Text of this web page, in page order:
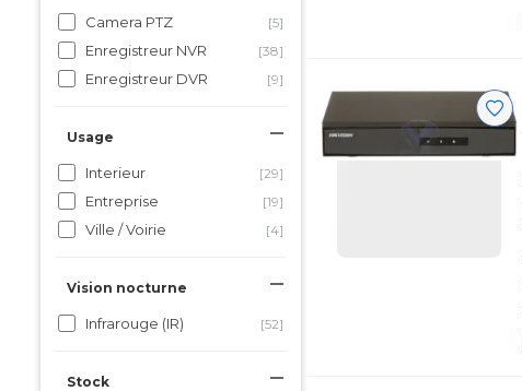
Camera PTZ [5]
Enregistreur NVR [38]
Enregistreur DVR [9]
Usage
Interieur [29]
Entreprise [19]
Ville / Voirie [4]
Vision nocturne
Infrarouge (IR) [52]
Stock